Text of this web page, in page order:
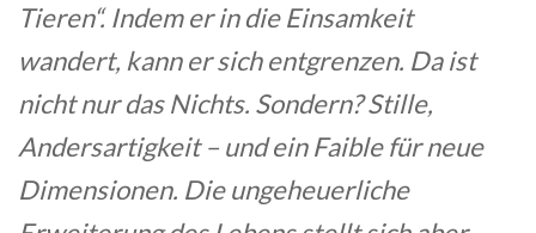
Tieren“. Indem er in die Einsamkeit
wandert, kann er sich entgrenzen. Da ist
nicht nur das Nichts. Sondern? Stille,
Andersartigkeit – und ein Faible für neue
Dimensionen. Die ungeheuerliche